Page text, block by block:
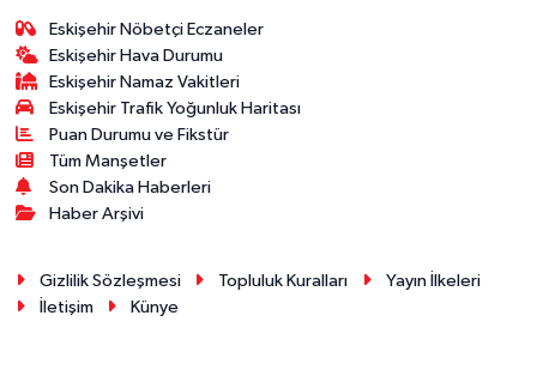
Eskişehir Nöbetçi Eczaneler
Eskişehir Hava Durumu
Eskişehir Namaz Vakitleri
Eskişehir Trafik Yoğunluk Haritası
Puan Durumu ve Fikstür
Tüm Manşetler
Son Dakika Haberleri
Haber Arşivi
Gizlilik Sözleşmesi Topluluk Kuralları
Yayın İlkeleri
İletişim
Künye